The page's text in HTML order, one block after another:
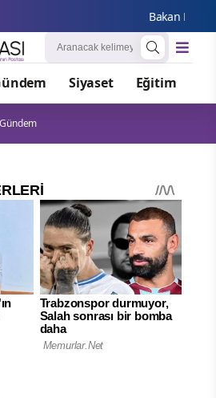
Bakan Kacır
Siyaset Eğitim
Gündem